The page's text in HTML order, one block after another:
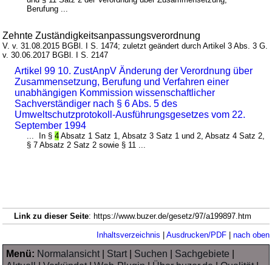
Berufung ...
Zehnte Zuständigkeitsanpassungsverordnung
V. v. 31.08.2015 BGBl. I S. 1474; zuletzt geändert durch Artikel 3 Abs. 3 G.
v. 30.06.2017 BGBl. I S. 2147
Artikel 99 10. ZustAnpV Änderung der Verordnung über
Zusammensetzung, Berufung und Verfahren einer
unabhängigen Kommission wissenschaftlicher
Sachverständiger nach § 6 Abs. 5 des
Umweltschutzprotokoll-Ausführungsgesetzes vom 22.
September 1994
... In §4 Absatz 1 Satz 1, Absatz 3 Satz 1 und 2, Absatz 4 Satz 2,
§ 7 Absatz 2 Satz 2 sowie § 11 ...
Link zu dieser Seite: https://www.buzer.de/gesetz/97/a199897.htm
Inhaltsverzeichnis | Ausdrucken/PDF| nach oben
Menü: Normalansicht| Start| Suchen Sachgebiete